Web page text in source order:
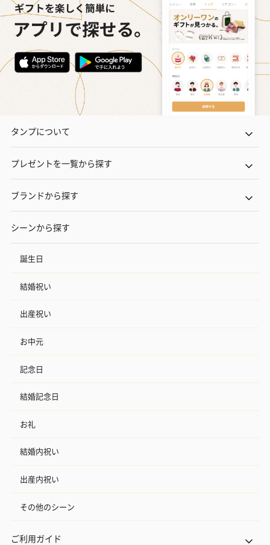
タンプについて
プレゼントを一覧から探す
ブランドから探す
シーンから探す
誕生日
結婚祝い
出産祝い
お中元
記念日
結婚記念日
お礼
結婚内祝い
出産内祝い
その他のシーン
ご利用ガイド